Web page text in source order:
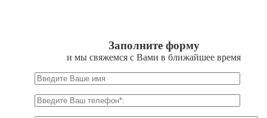
Заполните форму
и мы свяжемся с Вами в ближайшее время